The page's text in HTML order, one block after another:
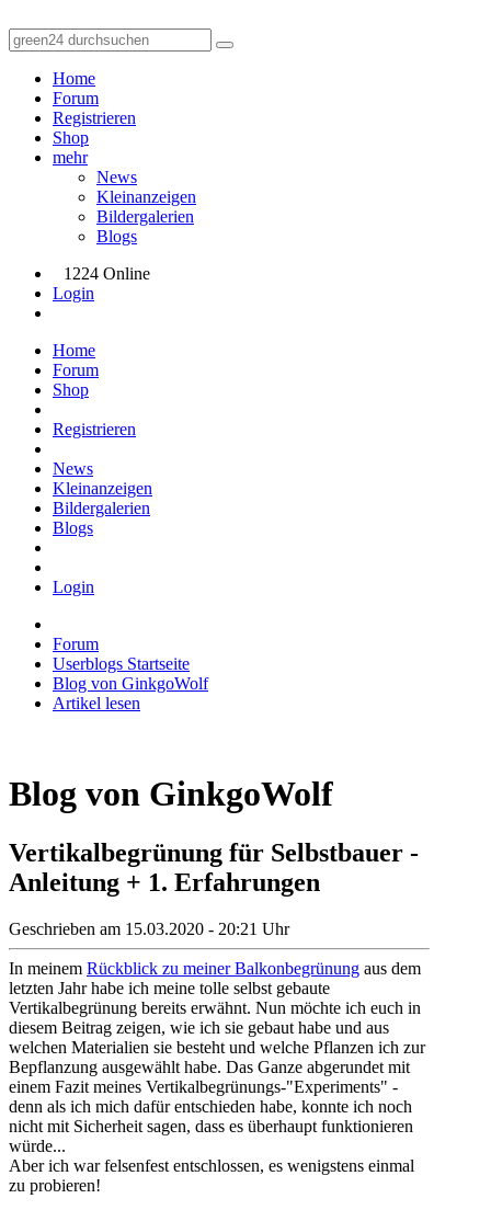
Home
Forum
Registrieren
Shop
mehr
News
Kleinanzeigen
Bildergalerien
Blogs
1224 Online
Login
Home
Forum
Shop
Registrieren
News
Kleinanzeigen
Bildergalerien
Blogs
Login
Forum
Userblogs Startseite
Blog von GinkgoWolf
Artikel lesen
Blog von GinkgoWolf
Vertikalbegrünung für Selbstbauer -
Anleitung + 1. Erfahrungen
Geschrieben am 15.03.2020 - 20:21 Uhr
In meinem Rückblick zu meiner Balkonbegrünung aus dem
letzten Jahr habe ich meine tolle selbst gebaute
Vertikalbegrünung bereits erwähnt. Nun möchte ich euch in
diesem Beitrag zeigen, wie ich sie gebaut habe und aus
welchen Materialien sie besteht und welche Pflanzen ich zur
Bepflanzung ausgewählt habe. Das Ganze abgerundet mit
einem Fazit meines Vertikalbegrünungs-"Experiments" -
denn als ich mich dafür entschieden habe, konnte ich noch
nicht mit Sicherheit sagen, dass es überhaupt funktionieren
würde...
Aber ich war felsenfest entschlossen, es wenigstens einmal
zu probieren!